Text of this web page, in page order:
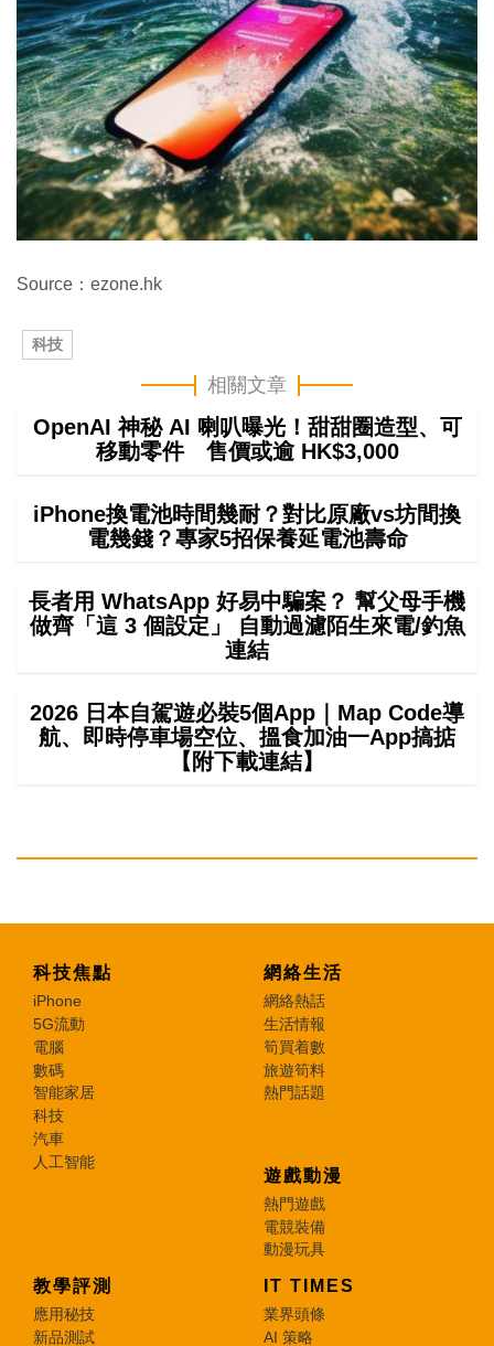
Source：ezone.hk
科技
相關文章
OpenAI 神秘 AI 喇叭曝光！甜甜圈造型、可
移動零件 售價或逾 HK$3,000
iPhone換電池時間幾耐？對比原廠vs坊間換
電幾錢？專家5招保養延電池壽命
長者用 WhatsApp 好易中騙案？ 幫父母手機
做齊「這 3 個設定」 自動過濾陌生來電/釣魚
連結
2026 日本自駕遊必裝5個App｜Map Code導
航、即時停車場空位、搵食加油一App搞掂
【附下載連結】
科技焦點
iPhone
5G流動
電腦
數碼
智能家居
科技
汽車
人工智能
網絡生活
網絡熱話
生活情報
筍買着數
旅遊筍料
熱門話題
遊戲動漫
熱門遊戲
電競裝備
動漫玩具
教學評測
應用秘技
新品測試
IT TIMES
業界頭條
AI 策略